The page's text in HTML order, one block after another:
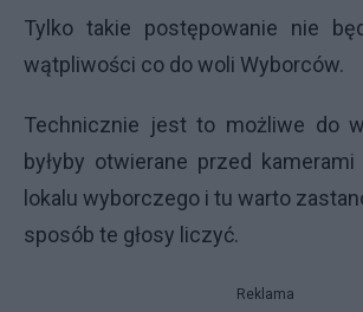
Tylko takie postępowanie nie
wątpliwości co do woli Wyborców.
Technicznie jest to możliwe do
byłyby otwierane przed
lokalu wyborczego i tu warto
sposób te głosy liczyć.
Reklama